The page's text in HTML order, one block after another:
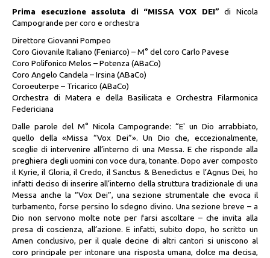
Prima esecuzione assoluta di “MISSA VOX DEI” di Nicola
Campogrande per coro e orchestra
Direttore Giovanni Pompeo
Coro Giovanile Italiano (Feniarco) – M° del coro Carlo Pavese
Coro Polifonico Melos – Potenza (ABaCo)
Coro Angelo Candela – Irsina (ABaCo)
Coroeuterpe – Tricarico (ABaCo)
Orchestra di Matera e della Basilicata e Orchestra Filarmonica
Federiciana
Dalle parole del M° Nicola Campogrande: “E' un Dio arrabbiato,
quello della «Missa “Vox Dei”». Un Dio che, eccezionalmente,
sceglie di intervenire all’interno di una Messa. E che risponde alla
preghiera degli uomini con voce dura, tonante. Dopo aver composto
il Kyrie, il Gloria, il Credo, il Sanctus & Benedictus e l’Agnus Dei, ho
infatti deciso di inserire all’interno della struttura tradizionale di una
Messa anche la “Vox Dei”, una sezione strumentale che evoca il
turbamento, forse persino lo sdegno divino. Una sezione breve – a
Dio non servono molte note per farsi ascoltare – che invita alla
presa di coscienza, all’azione. E infatti, subito dopo, ho scritto un
Amen conclusivo, per il quale decine di altri cantori si uniscono al
coro principale per intonare una risposta umana, dolce ma decisa,